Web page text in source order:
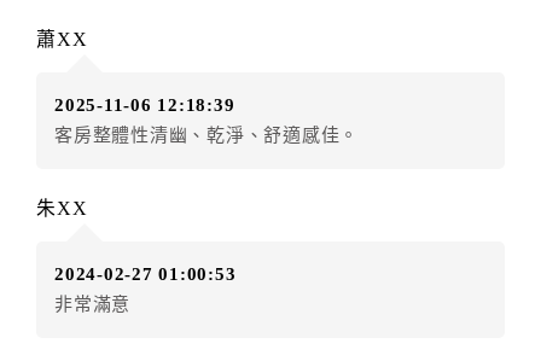
辦理取消退款。
房者應補足差額。（限原訂飯店）
訂單異動後，訂單費用總計小於原訂單費用總計時，訂
五、保留住宿權益(保留住房)
額12個月限原訂飯店），異動完成後不得辦理取消退
款。（提出申辦日為保留起算日）
蕭XX
2025-11-06 12:18:39
客房整體性清幽、乾淨、舒適感佳。
朱XX
2024-02-27 01:00:53
非常滿意